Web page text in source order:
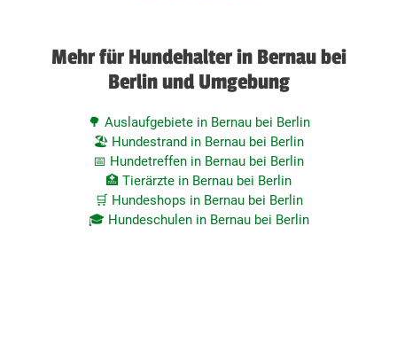
Mehr für Hundehalter in Bernau bei
Berlin und Umgebung
🌳 Auslaufgebiete in Bernau bei Berlin
🏖️ Hundestrand in Bernau bei Berlin
📅 Hundetreffen in Bernau bei Berlin
🏥 Tierärzte in Bernau bei Berlin
🛒 Hundeshops in Bernau bei Berlin
🎓 Hundeschulen in Bernau bei Berlin